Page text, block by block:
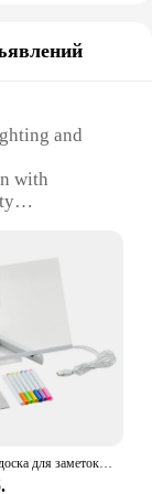
and
with
LED
vendors,
is a
Светодиодная доска для заметок с цветной ручкой, акриловая доска для сообщений, светящаяся доска для сухого стирания, доска для рисования с регулируемой подставкой 2024